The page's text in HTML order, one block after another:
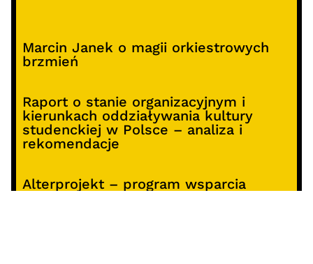
Marcin Janek o magii orkiestrowych
brzmień
Raport o stanie organizacyjnym i
kierunkach oddziaływania kultury
studenckiej w Polsce – analiza i
rekomendacje
Alterprojekt – program wsparcia